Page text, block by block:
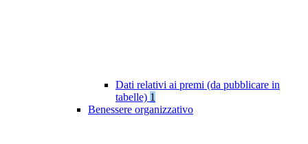
Dati relativi ai premi (da pubblicare in
tabelle) 1
Benessere organizzativo